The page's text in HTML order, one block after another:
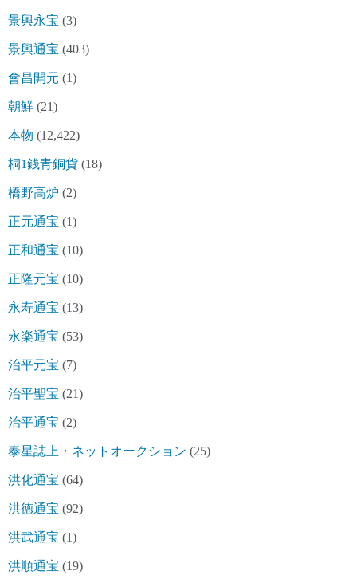
景興永宝 (3)
景興通宝 (403)
會昌開元 (1)
朝鮮 (21)
本物 (12,422)
桐1銭青銅貨 (18)
橋野高炉 (2)
正元通宝 (1)
正和通宝 (10)
正隆元宝 (10)
永寿通宝 (13)
永楽通宝 (53)
治平元宝 (7)
治平聖宝 (21)
治平通宝 (2)
泰星誌上・ネットオークション (25)
洪化通宝 (64)
洪徳通宝 (92)
洪武通宝 (1)
洪順通宝 (19)